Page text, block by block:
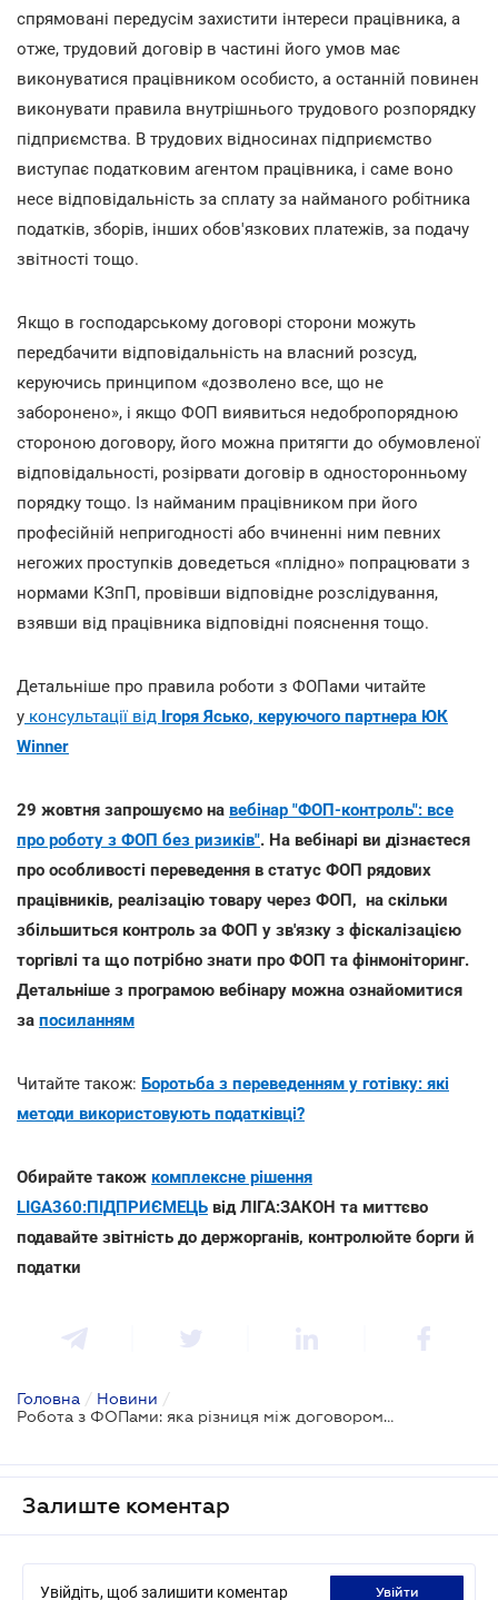
спрямовані передусім захистити інтереси працівника, а
отже, трудовий договір в частині його умов має
виконуватися працівником особисто, а останній повинен
виконувати правила внутрішнього трудового розпорядку
підприємства. В трудових відносинах підприємство
виступає податковим агентом працівника, і саме воно
несе відповідальність за сплату за найманого робітника
податків, зборів, інших обов'язкових платежів, за подачу
звітності тощо.
Якщо в господарському договорі сторони можуть
передбачити відповідальність на власний розсуд,
керуючись принципом «дозволено все, що не
заборонено», і якщо ФОП виявиться недобропорядною
стороною договору, його можна притягти до обумовленої
відповідальності, розірвати договір в односторонньому
порядку тощо. Із найманим працівником при його
професійній непригодності або вчиненні ним певних
негожих проступків доведеться «плідно» попрацювати з
нормами КЗпП, провівши відповідне розслідування,
взявши від працівника відповідні пояснення тощо.
Детальніше про правила роботи з ФОПами читайте
у консультації від Ігоря Ясько, керуючого партнера ЮК
Winner
29 жовтня запрошуємо на вебінар "ФОП-контроль": все
про роботу з ФОП без ризиків". На вебінарі ви дізнаєтеся
про особливості переведення в статус ФОП рядових
працівників, реалізацію товару через ФОП, на скільки
збільшиться контроль за ФОП у зв'язку з фіскалізацією
торгівлі та що потрібно знати про ФОП та фінмоніторинг.
Детальніше з програмою вебінару можна ознайомитися
за посиланням
Читайте також: Боротьба з переведенням у готівку: які
методи використовують податківці?
Обирайте також комплексне рішення
LIGA360:ПІДПРИЄМЕЦЬ від ЛІГА:ЗАКОН та миттєво
подавайте звітність до держорганів, контролюйте борги й
податки
Головна / Новини /
Робота з ФОПами: яка різниця між договором із ФОП та трудовим договором
Залиште коментар
Увійдіть, щоб залишити коментар увійти